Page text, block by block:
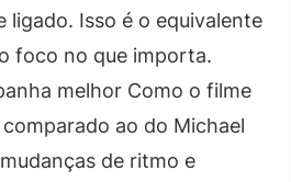
ligado. Isso é o equivalente
foco no que importa.
melhor Como o filme
ao do Michael
de ritmo e